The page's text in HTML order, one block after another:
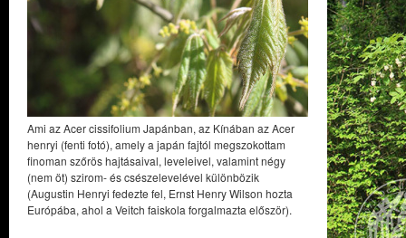
Ami az Acer cissifolium Japánban, az Kínában az Acer
henryi (fenti fotó), amely a japán fajtól megszokottam
finoman szőrös hajtásaival, leveleivel, valamint négy
(nem öt) szirom- és csészelevelével különbözik
(Augustin Henryi fedezte fel, Ernst Henry Wilson hozta
Európába, ahol a Veitch faiskola forgalmazta először).